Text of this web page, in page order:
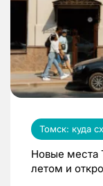
Томск: куда
Новые места
летом и